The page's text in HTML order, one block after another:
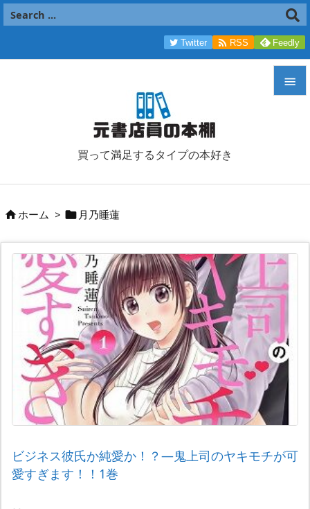
買って満足するタイプの本好き


次へ

検索
Twitter  RSS Feedly
ホーム >  月乃睡蓮
ビジネス彼氏か純愛か！？―鬼上司のヤキモチが可
愛すぎます！！1巻